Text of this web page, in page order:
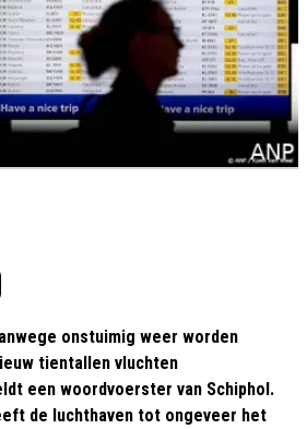
onstuimig weer worden
tientallen vluchten
een woordvoerster van Schiphol.
de luchthaven tot ongeveer het